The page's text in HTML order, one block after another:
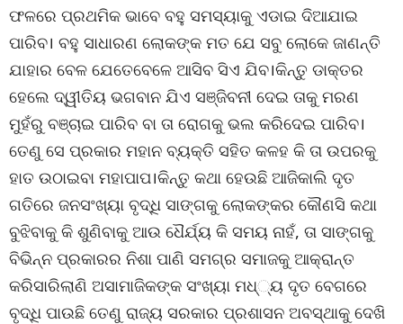
ଫଳରେ ପ୍ରଥମିକ ଭାବେ ବହୁ ସମସ୍ୟାକୁ ଏଡାଇ ଦିଆଯାଇ
ପାରିବ। ବହୁ ସାଧାରଣ ଲୋକଙ୍କ ମତ ଯେ ସବୁ ଲୋକେ ଜାଣନ୍ତି
ଯାହାର ବେଳ ଯେତେବେଳେ ଆସିବ ସିଏ ଯିବ।କିନ୍ତୁ ଡାକ୍ତର
ହେଲେ ଦ୍ୱୀତିୟ ଭଗବାନ ଯିଏ ସଞ୍ଜିବନୀ ଦେଇ ତାକୁ ମରଣ
ମୁହଁରୁ ବଞ୍ଚାଇ ପାରିବ ବା ତା ରୋଗକୁ ଭଲ କରିଦେଇ ପାରିବ।
ତେଣୁ ସେ ପ୍ରକାର ମହାନ ବ୍ୟକ୍ତି ସହିତ କଳହ କି ତା ଉପରକୁ
ହାତ ଉଠାଇବା ମହାପାପ।କିନ୍ତୁ କଥା ହେଉଛି ଆଜିକାଲି ଦୃତ
ଗତିରେ ଜନସଂଖ୍ୟା ବୃଦ୍ଧି ସାଙ୍ଗକୁ ଲୋକଙ୍କର କୌଣସି କଥା
ବୁଝିବାକୁ କି ଶୁଣିବାକୁ ଆଉ ଧୈର୍ଯ୍ୟ କି ସମୟ ନାହଁ, ତା ସାଙ୍ଗକୁ
ବିଭିନ୍ନ ପ୍ରକାରର ନିଶା ପାଣି ସମଗ୍ର ସମାଜକୁ ଆକ୍ରାନ୍ତ
କରିସାରିଲାଣି ଅସାମାଜିକଙ୍କ ସଂଖ୍ୟା ମଧ୍୍ୟ ଦୃତ ବେଗରେ
ବୃଦ୍ଧି ପାଉଛି ତେଣୁ ରାଜ୍ୟ ସରକାର ପ୍ରଶାସନ ଅବସ୍ଥାକୁ ଦେଖି